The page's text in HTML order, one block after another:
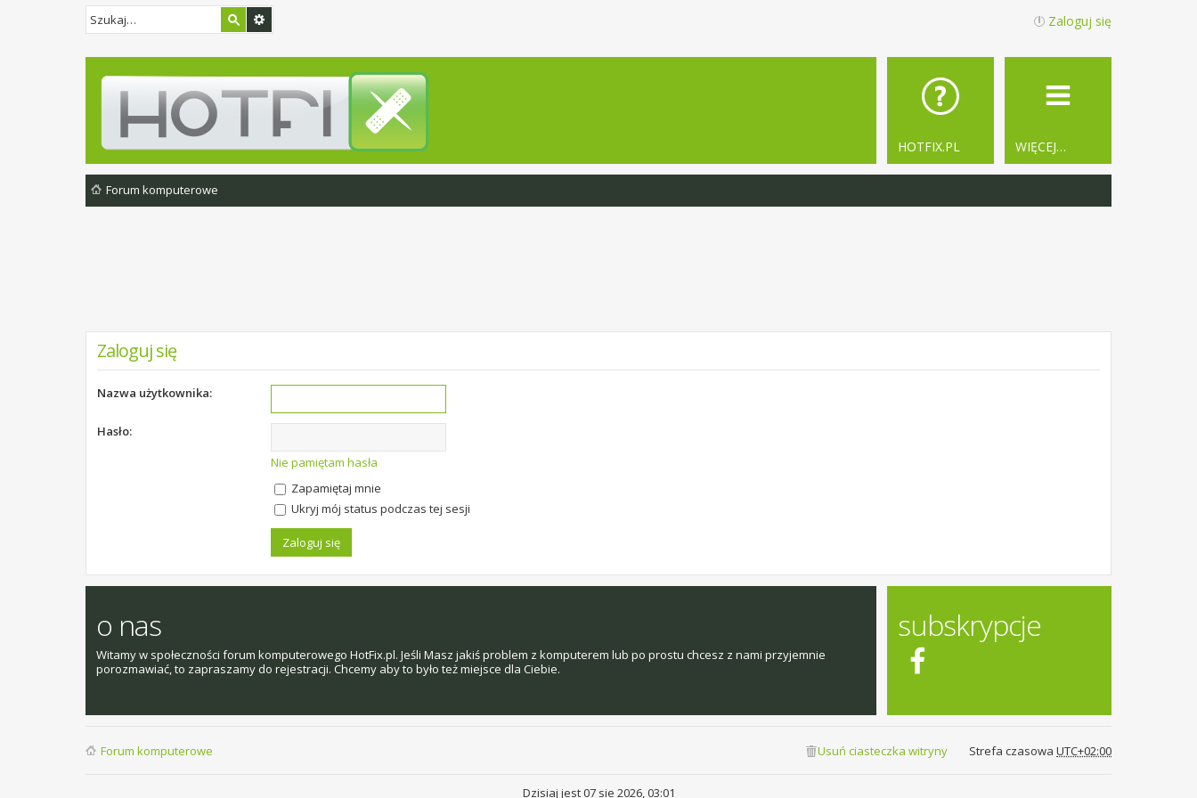
Zaloguj się
WIĘCEJ…
HOTFIX.PL
Forum komputerowe
Zaloguj się
Nazwa użytkownika:
Hasło:
Nie pamiętam hasła
Zapamiętaj mnie
Ukryj mój status podczas tej sesji
o nas
Witamy w społeczności forum komputerowego HotFix.pl. Jeśli Masz jakiś problem z komputerem lub po prostu chcesz z nami przyjemnie
porozmawiać, to zapraszamy do rejestracji. Chcemy aby to było też miejsce dla Ciebie.
subskrypcje
Forum komputerowe Strefa czasowa UTC+02:00
Usuń ciasteczka witryny
Dzisiaj jest 07 sie 2026, 03:01